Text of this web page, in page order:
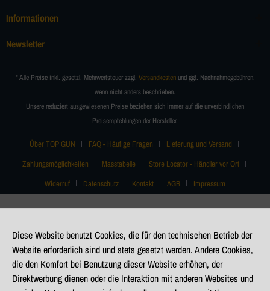
Informationen
Newsletter
* Alle Preise inkl. gesetzl. Mehrwertsteuer zzgl. Versandkostenund ggf. Nachnahmegebühren,
wenn nicht anders beschrieben.
Unsere reduziert ausgewiesenen Preise beziehen sich immer auf die unverbindlichen
Preisempfehlungen der Hersteller.
Über TOP GUN FAQ - Häufige Fragen
Lieferung und Versand
Zahlungsmöglichkeiten
Masstabelle
Store Locator - Händler vor Ort
Widerruf
Datenschutz Kontakt AGB Impressum
Diese Website benutzt Cookies, die für den technischen Betrieb der
Website erforderlich sind und stets gesetzt werden. Andere Cookies,
die den Komfort bei Benutzung dieser Website erhöhen, der
Direktwerbung dienen oder die Interaktion mit anderen Websites und